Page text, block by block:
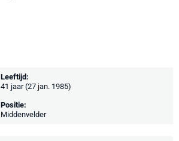
Leeftijd:
41 jaar (27 jan. 1985)
Positie:
Middenvelder